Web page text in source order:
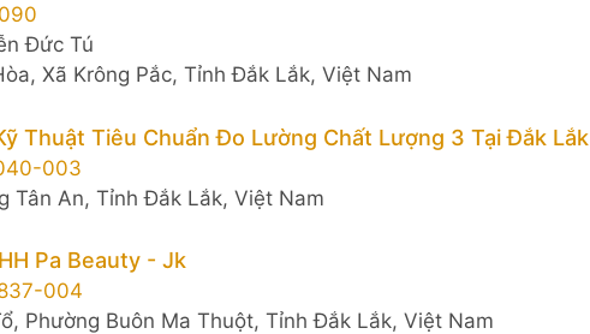
Đức Tú
Xã Krông Pắc, Tỉnh Đắk Lắk, Việt Nam
Thuật Tiêu Chuẩn Đo Lường Chất Lượng 3 Tại Đắk Lắk
003
Tân An, Tỉnh Đắk Lắk, Việt Nam
Pa Beauty - Jk
004
Phường Buôn Ma Thuột, Tỉnh Đắk Lắk, Việt Nam